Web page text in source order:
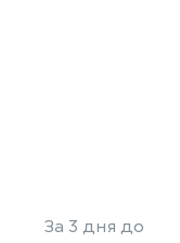
За 3 дня до